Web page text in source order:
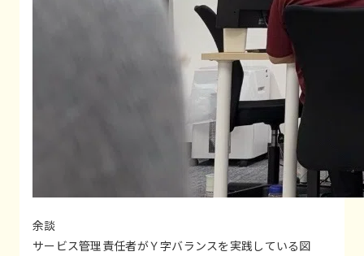
余談
サービス管理責任者がＹ字バランスを実践している図